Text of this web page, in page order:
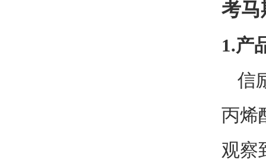
考马
1.产
信
丙烯
观察